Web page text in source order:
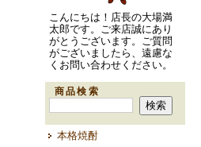
こんにちは！店長の大場満
太郎です。ご来店誠にあり
がとうございます。ご質問
がございましたら、遠慮な
くお問い合わせください。
商品検索
本格焼酎